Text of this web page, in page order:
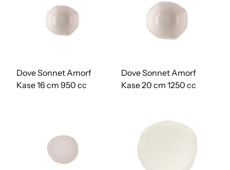
Dove Sonnet Amorf
Kase 16 cm 950 cc
Dove Sonnet Amorf
Kase 20 cm 1250 cc